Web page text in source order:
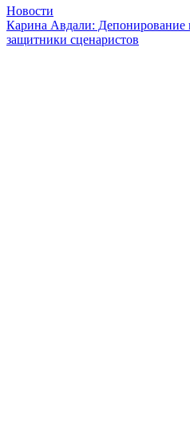
Новости
Карина Авдали: Депонирование
защитники сценаристов